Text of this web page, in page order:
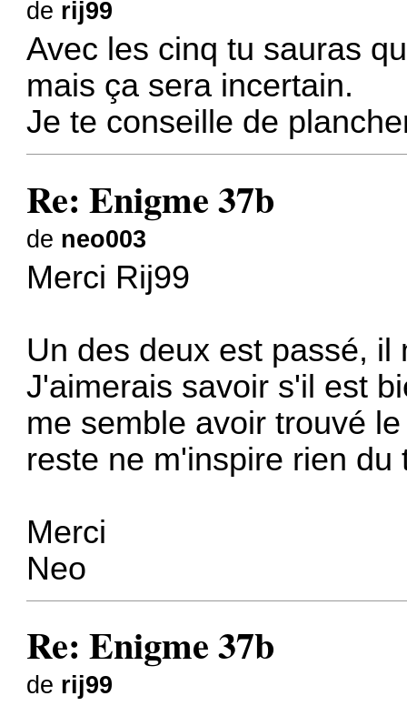
de rij99
Avec les cinq tu sauras
mais ça sera incertain.
Je te conseille de
Re: Enigme 37b
de neo003
Merci Rij99
Un des deux est passé,
J'aimerais savoir s'il est
me semble avoir trouvé
reste ne m'inspire rien du
Merci
Neo
Re: Enigme 37b
de rij99